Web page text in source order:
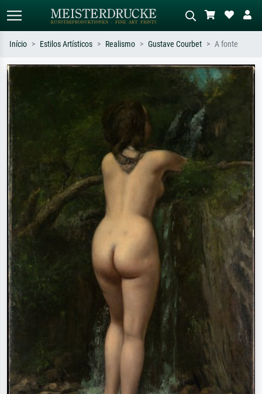
Pesquisa padrão Pesquisa de imagens IA
impressionismo, onda de Hokusai, nu.
Descreva a cena – ex: prado verde,
abstrato com muito vermelho, pintura
a óleo escura, nu em pé ao lado de
uma árvore.
Início Estilos Artísticos Realismo Gustave Courbet A fonte